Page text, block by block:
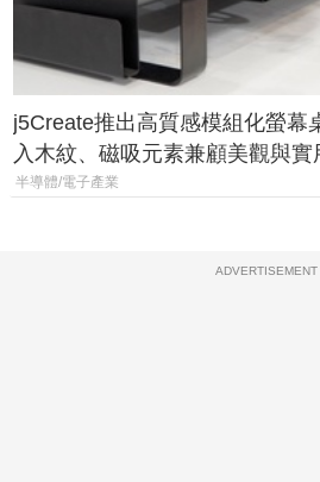
j5Create推出高質感模組化螢幕
入木紋、磁吸元素兼顧美觀與實
半導體/電子產業
ADVERTISEMENT